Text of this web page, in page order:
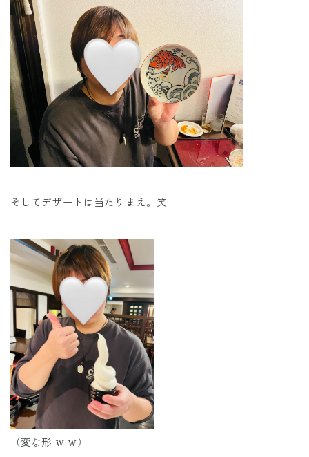
そしてデザートは当たりまえ。笑
（変な形 w w）